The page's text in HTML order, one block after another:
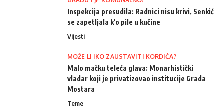
Inspekcija presudila: Radnici nisu krivi, Senkić
se zapetljala k'o pile u kučine
Vijesti
MOŽE LI IKO ZAUSTAVITI KORDIĆA?
Malo mačku teleća glava: Monarhistički
vladar koji je privatizovao institucije Grada
Mostara
Teme